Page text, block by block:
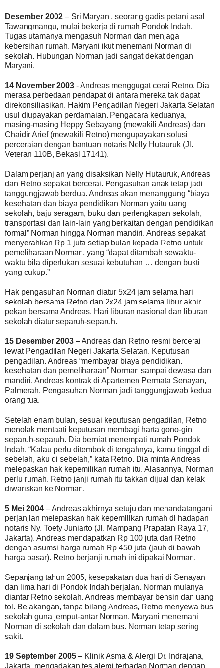
Desember 2002 – Sri Maryani, seorang gadis petani asal
Tawangmangu, mulai bekerja di rumah Pondok Indah.
Tugas utamanya mengasuh Norman dan menjaga
kebersihan rumah. Maryani ikut menemani Norman di
sekolah. Hubungan Norman jadi sangat dekat dengan
Maryani.
14 November 2003 - Andreas menggugat cerai Retno. Dia
merasa perbedaan pendapat di antara mereka tak dapat
direkonsiliasikan. Hakim Pengadilan Negeri Jakarta Selatan
usul diupayakan perdamaian. Pengacara keduanya,
masing-masing Heppy Sebayang (mewakili Andreas) dan
Chaidir Arief (mewakili Retno) mengupayakan solusi
perceraian dengan bantuan notaris Nelly Hutauruk (Jl.
Veteran 110B, Bekasi 17141).
Dalam perjanjian yang disaksikan Nelly Hutauruk, Andreas
dan Retno sepakat bercerai. Pengasuhan anak tetap jadi
tanggungjawab berdua. Andreas akan menanggung “biaya
kesehatan dan biaya pendidikan Norman yaitu uang
sekolah, baju seragam, buku dan perlengkapan sekolah,
transportasi dan lain-lain yang berkaitan dengan pendidikan
formal” Norman hingga Norman mandiri. Andreas sepakat
menyerahkan Rp 1 juta setiap bulan kepada Retno untuk
pemeliharaan Norman, yang “dapat ditambah sewaktu-
waktu bila diperlukan sesuai kebutuhan … dengan bukti
yang cukup.”
Hak pengasuhan Norman diatur 5x24 jam selama hari
sekolah bersama Retno dan 2x24 jam selama libur akhir
pekan bersama Andreas. Hari liburan nasional dan liburan
sekolah diatur separuh-separuh.
15 Desember 2003 – Andreas dan Retno resmi bercerai
lewat Pengadilan Negeri Jakarta Selatan. Keputusan
pengadilan, Andreas “membayar biaya pendidikan,
kesehatan dan pemeliharaan” Norman sampai dewasa dan
mandiri. Andreas kontrak di Apartemen Permata Senayan,
Palmerah. Pengasuhan Norman jadi tanggungjawab kedua
orang tua.
Setelah enam bulan, sesuai keputusan pengadilan, Retno
menolak mentaati keputusan membagi harta gono-gini
separuh-separuh. Dia berniat menempati rumah Pondok
Indah. “Kalau perlu ditembok di tengahnya, kamu tinggal di
sebelah, aku di sebelah,” kata Retno. Dia minta Andreas
melepaskan hak kepemilikan rumah itu. Alasannya, Norman
perlu rumah. Retno janji rumah itu takkan dijual dan kelak
diwariskan ke Norman.
5 Mei 2004 – Andreas akhirnya setuju dan menandatangani
perjanjian melepaskan hak kepemilikan rumah di hadapan
notaris Ny. Toety Juniarto (Jl. Mampang Prapatan Raya 17,
Jakarta). Andreas mendapatkan Rp 100 juta dari Retno
dengan asumsi harga rumah Rp 450 juta (jauh di bawah
harga pasar). Retno berjanji rumah ini dipakai Norman.
Sepanjang tahun 2005, kesepakatan dua hari di Senayan
dan lima hari di Pondok Indah berjalan. Norman mulanya
diantar Retno sekolah. Andreas membayar bensin dan uang
tol. Belakangan, tanpa bilang Andreas, Retno menyewa bus
sekolah guna jemput-antar Norman. Maryani menemani
Norman di sekolah dan dalam bus. Norman tetap sering
sakit.
19 September 2005 – Klinik Asma & Alergi Dr. Indrajana,
Jakarta, mengadakan tes alergi terhadap Norman dengan